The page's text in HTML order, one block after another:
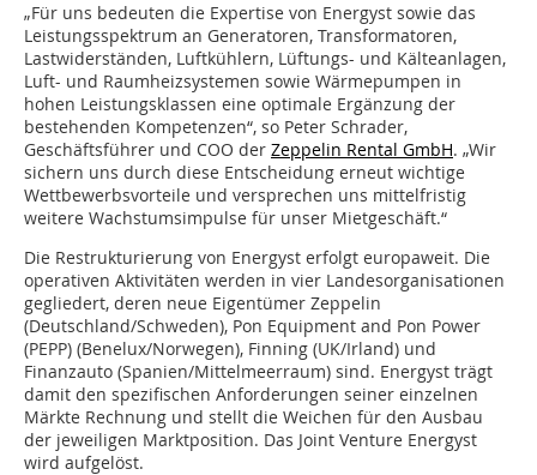
„Für uns bedeuten die Expertise von Energyst sowie das
Leistungsspektrum an Generatoren, Transformatoren,
Lastwiderständen, Luftkühlern, Lüftungs- und Kälteanlagen,
Luft- und Raumheizsystemen sowie Wärmepumpen in
hohen Leistungsklassen eine optimale Ergänzung der
bestehenden Kompetenzen“, so Peter Schrader,
Geschäftsführer und COO der Zeppelin Rental GmbH. „Wir
sichern uns durch diese Entscheidung erneut wichtige
Wettbewerbsvorteile und versprechen uns mittelfristig
weitere Wachstumsimpulse für unser Mietgeschäft.“
Die Restrukturierung von Energyst erfolgt europaweit. Die
operativen Aktivitäten werden in vier Landesorganisationen
gegliedert, deren neue Eigentümer Zeppelin
(Deutschland/Schweden), Pon Equipment and Pon Power
(PEPP) (Benelux/Norwegen), Finning (UK/Irland) und
Finanzauto (Spanien/Mittelmeerraum) sind. Energyst trägt
damit den spezifischen Anforderungen seiner einzelnen
Märkte Rechnung und stellt die Weichen für den Ausbau
der jeweiligen Marktposition. Das Joint Venture Energyst
wird aufgelöst.